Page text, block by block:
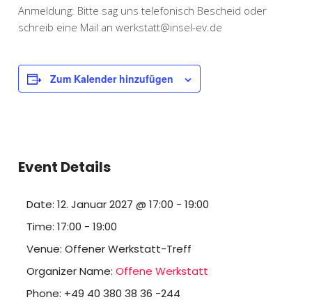
Anmeldung: Bitte sag uns telefonisch Bescheid oder
schreib eine Mail an werkstatt@insel-ev.de
Zum Kalender hinzufügen
Event Details
Date: 12. Januar 2027 @ 17:00 - 19:00
Time: 17:00 - 19:00
Venue: Offener Werkstatt-Treff
Organizer Name: Offene Werkstatt
Phone: +49 40 380 38 36 -244